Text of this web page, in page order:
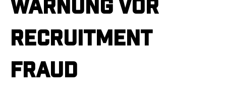
WARNUNG VOR
RECRUITMENT
FRAUD